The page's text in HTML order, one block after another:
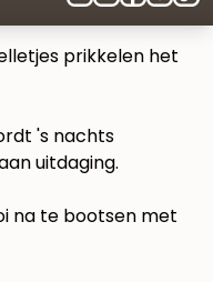
prikkelen het
's nachts
uitdaging.
na te bootsen met